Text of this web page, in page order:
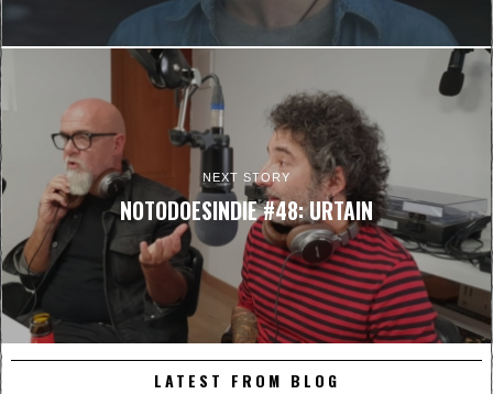
NEXT STORY
NOTODOESINDIE #48: URTAIN
LATEST FROM BLOG